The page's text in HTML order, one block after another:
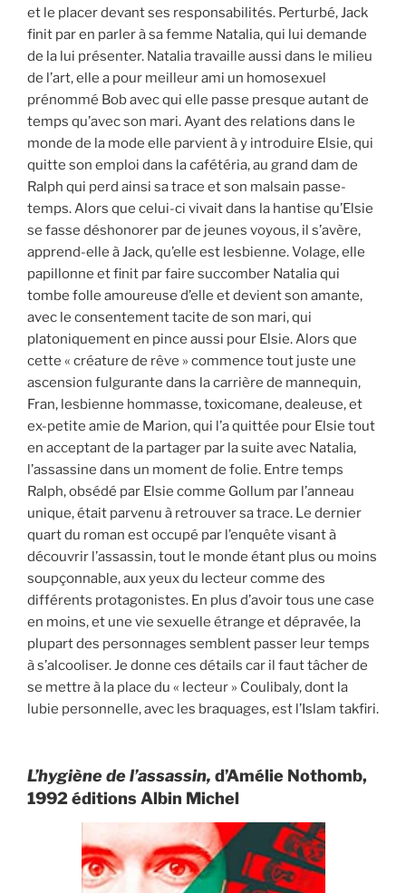
et le placer devant ses responsabilités. Perturbé, Jack
finit par en parler à sa femme Natalia, qui lui demande
de la lui présenter. Natalia travaille aussi dans le milieu
de l’art, elle a pour meilleur ami un homosexuel
prénommé Bob avec qui elle passe presque autant de
temps qu’avec son mari. Ayant des relations dans le
monde de la mode elle parvient à y introduire Elsie, qui
quitte son emploi dans la cafétéria, au grand dam de
Ralph qui perd ainsi sa trace et son malsain passe-
temps. Alors que celui-ci vivait dans la hantise qu’Elsie
se fasse déshonorer par de jeunes voyous, il s’avère,
apprend-elle à Jack, qu’elle est lesbienne. Volage, elle
papillonne et finit par faire succomber Natalia qui
tombe folle amoureuse d’elle et devient son amante,
avec le consentement tacite de son mari, qui
platoniquement en pince aussi pour Elsie. Alors que
cette « créature de rêve » commence tout juste une
ascension fulgurante dans la carrière de mannequin,
Fran, lesbienne hommasse, toxicomane, dealeuse, et
ex-petite amie de Marion, qui l’a quittée pour Elsie tout
en acceptant de la partager par la suite avec Natalia,
l’assassine dans un moment de folie. Entre temps
Ralph, obsédé par Elsie comme Gollum par l’anneau
unique, était parvenu à retrouver sa trace. Le dernier
quart du roman est occupé par l’enquête visant à
découvrir l’assassin, tout le monde étant plus ou moins
soupçonnable, aux yeux du lecteur comme des
différents protagonistes. En plus d’avoir tous une case
en moins, et une vie sexuelle étrange et dépravée, la
plupart des personnages semblent passer leur temps
à s’alcooliser. Je donne ces détails car il faut tâcher de
se mettre à la place du « lecteur » Coulibaly, dont la
lubie personnelle, avec les braquages, est l’Islam takfiri.
L’hygiène de l’assassin, d’Amélie Nothomb,
1992 éditions Albin Michel